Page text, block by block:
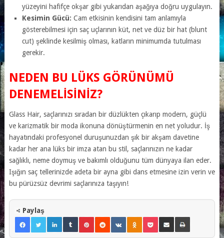
yüzeyini hafifçe okşar gibi yukarıdan aşağıya doğru uygulayın.
Kesimin Gücü: Cam etkisinin kendisini tam anlamıyla
gösterebilmesi için saç uçlarının küt, net ve düz bir hat (blunt
cut) şeklinde kesilmiş olması, katların minimumda tutulması
gerekir.
NEDEN BU LÜKS GÖRÜNÜMÜ
DENEMELISINIZ?
Glass Hair, saçlarınızı sıradan bir düzlükten çıkarıp modern, güçlü
ve karizmatik bir moda ikonuna dönüştürmenin en net yoludur. İş
hayatındaki profesyonel duruşunuzdan şık bir akşam davetine
kadar her ana lüks bir imza atan bu stil, saçlarınızın ne kadar
sağlıklı, neme doymuş ve bakımlı olduğunu tüm dünyaya ilan eder.
Işığın saç tellerinizde adeta bir ayna gibi dans etmesine izin verin ve
bu pürüzsüz devrimi saçlarınıza taşıyın!
Paylaş